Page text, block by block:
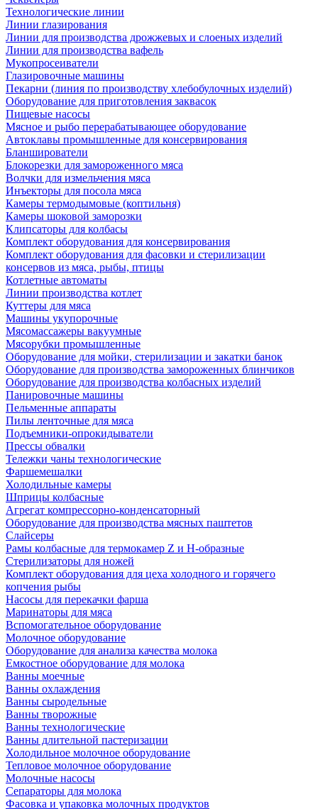
Технологические линии
Линии глазирования
Линии для производства дрожжевых и слоеных изделий
Линии для производства вафель
Мукопросеиватели
Глазировочные машины
Пекарни (линия по производству хлебобулочных изделий)
Оборудование для приготовления заквасок
Пищевые насосы
Мясное и рыбо перерабатывающее оборудование
Автоклавы промышленные для консервирования
Бланширователи
Блокорезки для замороженного мяса
Волчки для измельчения мяса
Инъекторы для посола мяса
Камеры термодымовые (коптильня)
Камеры шоковой заморозки
Клипсаторы для колбасы
Комплект оборудования для консервирования
Комплект оборудования для фасовки и стерилизации
консервов из мяса, рыбы, птицы
Котлетные автоматы
Линии производства котлет
Куттеры для мяса
Машины укупорочные
Мясомассажеры вакуумные
Мясорубки промышленные
Оборудование для мойки, стерилизации и закатки банок
Оборудование для производства замороженных блинчиков
Оборудование для производства колбасных изделий
Панировочные машины
Пельменные аппараты
Пилы ленточные для мяса
Подъемники-опрокидыватели
Прессы обвалки
Тележки чаны технологические
Фаршемешалки
Холодильные камеры
Шприцы колбасные
Агрегат компрессорно-конденсаторный
Оборудование для производства мясных паштетов
Слайсеры
Рамы колбасные для термокамер Z и H-образные
Стерилизаторы для ножей
Комплект оборудования для цеха холодного и горячего
копчения рыбы
Насосы для перекачки фарша
Маринаторы для мяса
Вспомогательное оборудование
Молочное оборудование
Оборудование для анализа качества молока
Емкостное оборудование для молока
Ванны моечные
Ванны охлаждения
Ванны сыродельные
Ванны творожные
Ванны технологические
Ванны длительной пастеризации
Холодильное молочное оборудование
Тепловое молочное оборудование
Молочные насосы
Сепараторы для молока
Фасовка и упаковка молочных продуктов